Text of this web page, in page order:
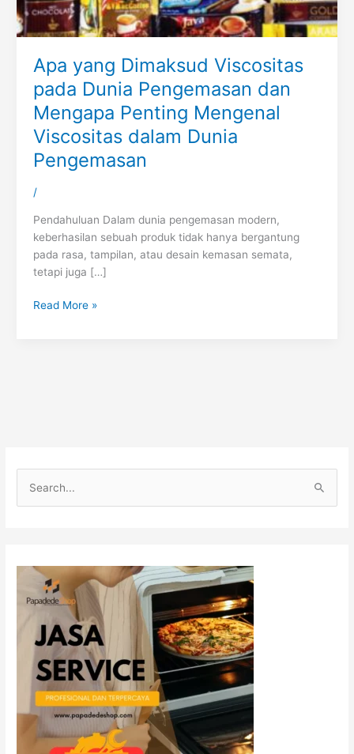
Apa yang Dimaksud Viscositas
pada Dunia Pengemasan dan
Mengapa Penting Mengenal
Viscositas dalam Dunia
Pengemasan
/
Pendahuluan Dalam dunia pengemasan modern,
keberhasilan sebuah produk tidak hanya bergantung
pada rasa, tampilan, atau desain kemasan semata,
tetapi juga […]
Read More »